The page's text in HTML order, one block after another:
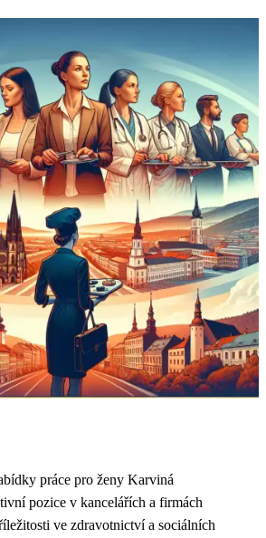
práce pro ženy Karviná
pozice v kancelářích a firmách
ve zdravotnictví a sociálních